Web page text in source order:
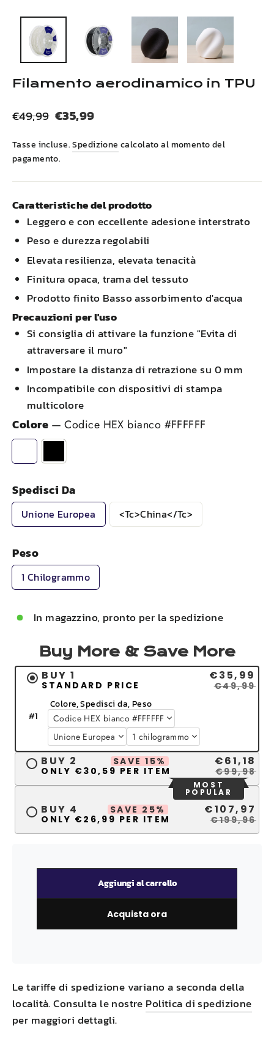
Filamento aerodinamico in TPU
Prezzo
€49,99 Prezzo
vendita
€35,99
Tasse incluse.Spedizione calcolato al momento del
pagamento.
Caratteristiche del prodotto
Leggero e con eccellente adesione interstrato
Peso e durezza regolabili
Elevata resilienza, elevata tenacità
Finitura opaca, trama del tessuto
Prodotto finito Basso assorbimento d'acqua
Precauzioni per l'uso
Si consiglia di attivare la funzione "Evita di
attraversare il muro"
Impostare la distanza di retrazione su 0 mm
Incompatibile con dispositivi di stampa
multicolore
Colore —Codice HEX bianco #FFFFFF
Spedisci Da
Unione Europea <tc>China</tc>
Peso
1 Chilogrammo
In magazzino, pronto per la spedizione
Buy More & Save More
BUY 1
STANDARD PRICE
€35,99
€49,99
Colore, Spedisci da, Peso
#1
BUY 2
SAVE 15%
ONLY €30,59 PER ITEM
€61,18
€99,98
BUY 4
SAVE 25%
ONLY €26,99 PER ITEM
€107,97
€199,96
MOST
POPULAR
Aggiungi al carrello
Acquista ora
Le tariffe di spedizione variano a seconda della
località. Consulta le nostre Politica di spedizione
per maggiori dettagli.